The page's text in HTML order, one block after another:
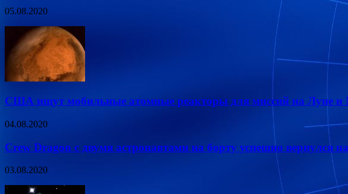
05.08.2020
США ищут мобильные атомные реакторы для миссий на Луне и
04.08.2020
Crew Dragon с двумя астронавтами на борту успешно вернулся
03.08.2020